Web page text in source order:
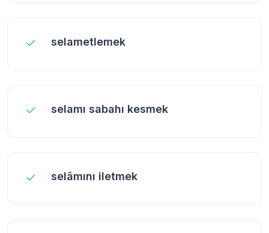
selametlemek
selamı sabahı kesmek
selâmını iletmek